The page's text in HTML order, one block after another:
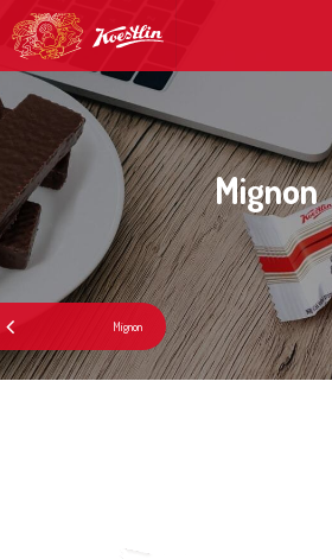
Mignon